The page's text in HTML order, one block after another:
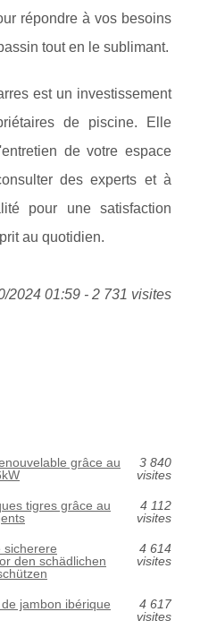
répondre à vos besoins
tout en le sublimant.
est un investissement
de piscine. Elle
de votre espace
des experts et à
pour une satisfaction
au quotidien.
2024 01:59 - 2 731 visites
grâce au
3 840
visites
tigres grâce au
4 112
visites
sicherere
den schädlichen
4 614
visites
jambon ibérique
4 617
visites